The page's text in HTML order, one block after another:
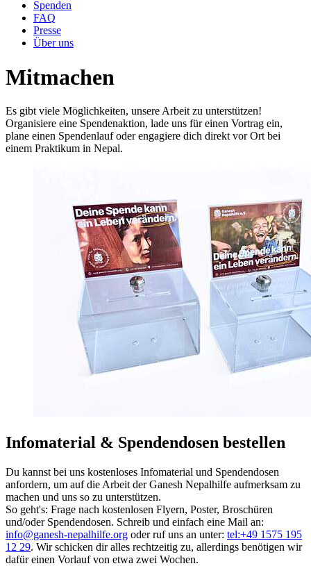
Spenden
FAQ
Presse
Über uns
Mitmachen
Es gibt viele Möglichkeiten, unsere Arbeit zu unterstützen!
Organisiere eine Spendenaktion, lade uns für einen Vortrag ein,
plane einen Spendenlauf oder engagiere dich direkt vor Ort bei
einem Praktikum in Nepal.
Infomaterial & Spendendosen bestellen
Du kannst bei uns kostenloses Infomaterial und Spendendosen
anfordern, um auf die Arbeit der Ganesh Nepalhilfe aufmerksam zu
machen und uns so zu unterstützen.
So geht's: Frage nach kostenlosen Flyern, Poster, Broschüren
und/oder Spendendosen. Schreib und einfach eine Mail an:
info@ganesh-nepalhilfe.org oder ruf uns an unter: tel:+49 1575 195
12 29. Wir schicken dir alles rechtzeitig zu, allerdings benötigen wir
dafür einen Vorlauf von etwa zwei Wochen.